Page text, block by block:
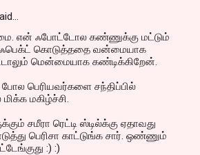
என் ஃபோட்டோல கண்ணுக்கு மட்டும்
கொடுத்ததை வன்மையாக
மென்மையாக கண்டிக்கிறேன்.
பெரியவர்களை சந்திப்பில்
மகிழ்ச்சி.
சமீரா ரெட்டி ஸ்டில்க்கு ஏதாவது
பெரிசா காட்டுங்க சார். ஒண்ணும்
:) :)